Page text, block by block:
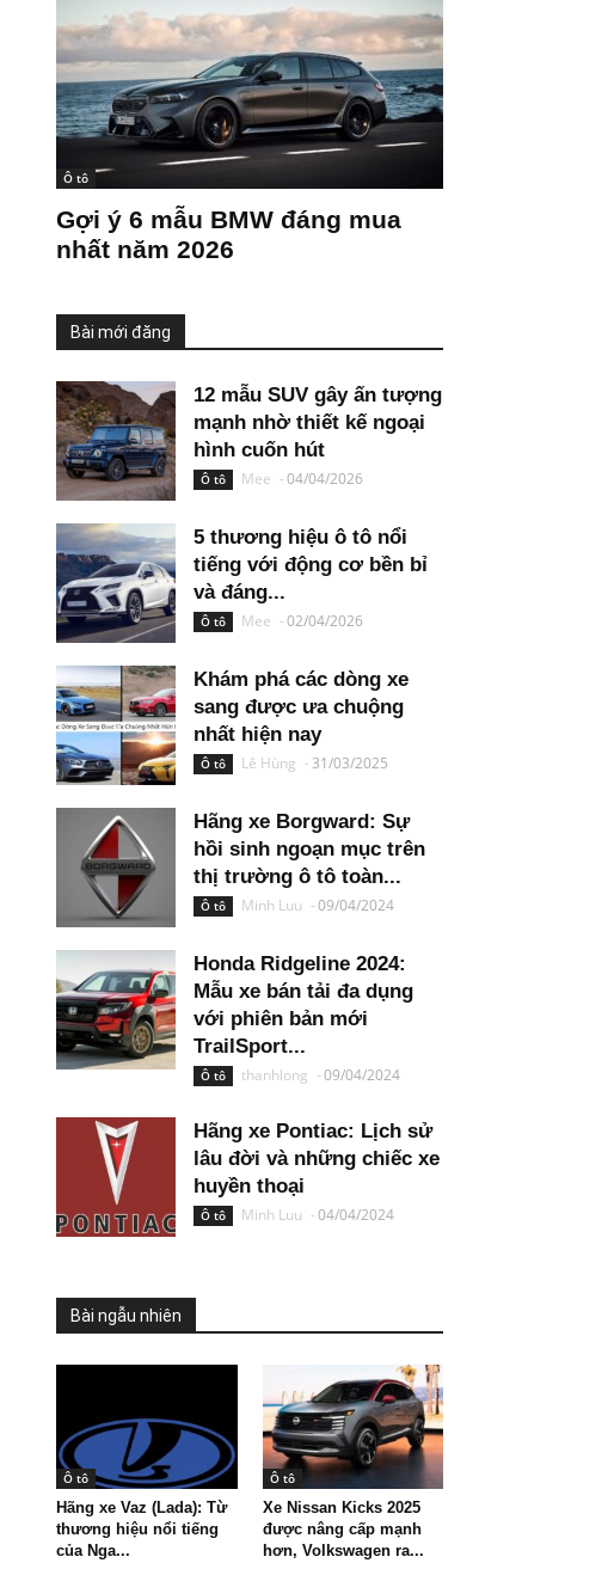
Ô tô
Gợi ý 6 mẫu BMW đáng mua
nhất năm 2026
Bài mới đăng
12 mẫu SUV gây ấn tượng
mạnh nhờ thiết kế ngoại
hình cuốn hút
Ô tô Mee -04/04/2026
5 thương hiệu ô tô nổi
tiếng với động cơ bền bỉ
và đáng...
Ô tô Mee -02/04/2026
Khám phá các dòng xe
sang được ưa chuộng
nhất hiện nay
Ô tô Lê Hùng - 31/03/2025
Hãng xe Borgward: Sự
hồi sinh ngoạn mục trên
thị trường ô tô toàn...
Ô tô Minh Luu -09/04/2024
Honda Ridgeline 2024:
Mẫu xe bán tải đa dụng
với phiên bản mới
TrailSport...
Ô tô thanhlong -09/04/2024
Hãng xe Pontiac: Lịch sử
lâu đời và những chiếc xe
huyền thoại
Ô tô Minh Luu -04/04/2024
Bài ngẫu nhiên
Ô tô
Hãng xe Vaz (Lada): Từ
thương hiệu nổi tiếng
của Nga...
Ô tô
Xe Nissan Kicks 2025
được nâng cấp mạnh
hơn, Volkswagen ra...